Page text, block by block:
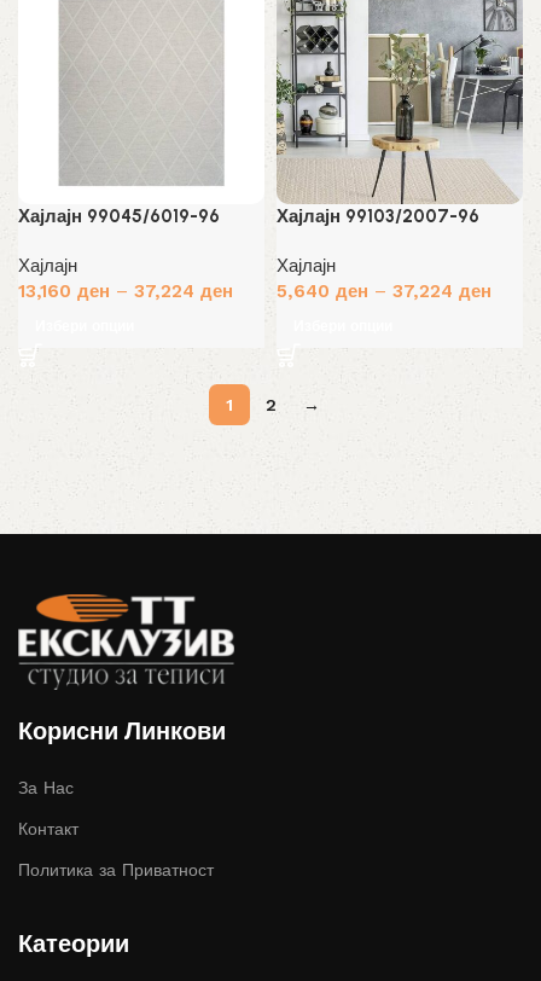
Хајлајн 99045/6019-96
Хајлајн
13,160 ден – 37,224 ден
Хајлајн 99103/2007-96
Хајлајн
5,640 ден – 37,224 ден
1 2 →
Корисни Линкови
За Нас
Контакт
Политика за Приватност
Катеории